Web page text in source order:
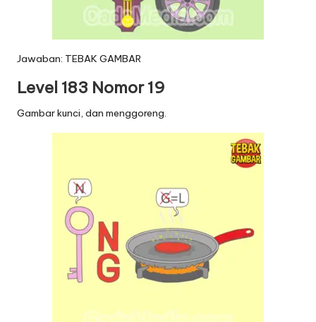
Jawaban: TEBAK GAMBAR
Level 183 Nomor 19
Gambar kunci, dan menggoreng.